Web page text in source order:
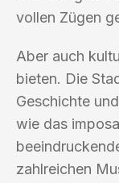
vollen Zügen
Aber auch
bieten. Die
Geschichte
wie das
zahlreichen